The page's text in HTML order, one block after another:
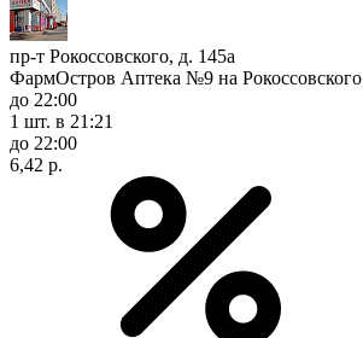
пр-т Рокоссовского, д. 145а
ФармОстров Аптека №9 на Рокоссовского
до 22:00
1 шт. в 21:21
до 22:00
6,42 р.